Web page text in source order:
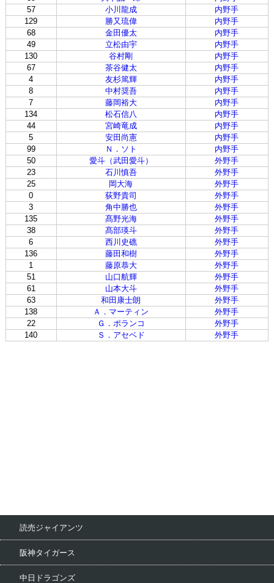
57
小川龍成
内野手
129
勝又琉偉
内野手
68
金田優太
内野手
49
立松由宇
内野手
130
谷村剛
内野手
67
茶谷健太
内野手
4
友杉篤輝
内野手
8
中村奨吾
内野手
7
藤岡裕大
内野手
134
松石信八
内野手
44
宮崎竜成
内野手
5
安田尚憲
内野手
99
Ｎ．ソト
内野手
50
愛斗（武田愛斗）
外野手
23
石川慎吾
外野手
25
岡大海
外野手
0
荻野貴司
外野手
3
角中勝也
外野手
135
髙野光海
外野手
38
髙部瑛斗
外野手
6
西川史礁
外野手
136
藤田和樹
外野手
1
藤原恭大
外野手
51
山口航輝
外野手
61
山本大斗
外野手
63
和田康士朗
外野手
138
Ａ．マーティン
外野手
22
Ｇ．ポランコ
外野手
140
Ｓ．アセベド 外野手
読売ジャイアンツ
阪神タイガース
中日ドラゴンズ